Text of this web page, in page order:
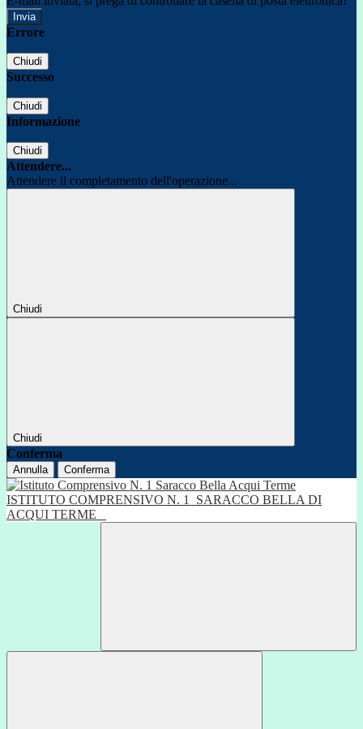
Errore
Chiudi
Successo
Chiudi
Informazione
Chiudi
Attendere...
Attendere il completamento dell'operazione...
Chiudi
Chiudi
Conferma
Annulla Conferma
ISTITUTO COMPRENSIVO N. 1
SARACCO BELLA DI
ACQUI TERME